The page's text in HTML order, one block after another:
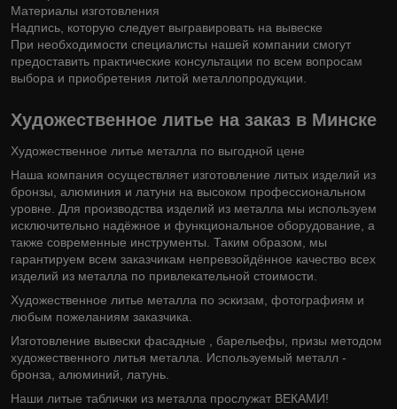
Материалы изготовления
Надпись, которую следует выгравировать на вывеске
При необходимости специалисты нашей компании смогут
предоставить практические консультации по всем вопросам
выбора и приобретения литой металлопродукции. ​
Художественное литье на заказ в Минске
Художественное литье металла по выгодной цене
Наша компания осуществляет изготовление литых изделий из
бронзы, алюминия и латуни на высоком профессиональном
уровне. Для производства изделий из металла мы используем
исключительно надёжное и функциональное оборудование, а
также современные инструменты. Таким образом, мы
гарантируем всем заказчикам непревзойдённое качество всех
изделий из металла по привлекательной стоимости.
Художественное литье металла по эскизам, фотографиям и
любым пожеланиям заказчика.
Изготовление вывески фасадные , барельефы, призы методом
художественного литья металла. Используемый металл -
бронза, алюминий, латунь.
Наши литые таблички из металла прослужат ВЕКАМИ!